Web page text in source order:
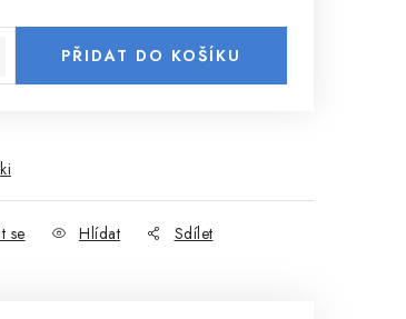
PŘIDAT DO KOŠÍKU
se Hlídat Sdílet